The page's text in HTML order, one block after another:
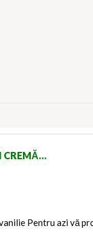
CREMĂ…
Pentru azi vă